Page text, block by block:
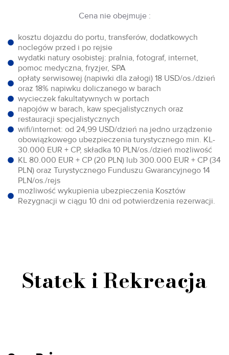
Cena nie obejmuje :
kosztu dojazdu do portu, transferów, dodatkowych
noclegów przed i po rejsie
wydatki natury osobistej: pralnia, fotograf, internet,
pomoc medyczna, fryzjer, SPA
opłaty serwisowej (napiwki dla załogi) 18 USD/os./dzień
oraz 18% napiwku doliczanego w barach
wycieczek fakultatywnych w portach
napojów w barach, kaw specjalistycznych oraz
restauracji specjalistycznych
wifi/internet: od 24,99 USD/dzień na jedno urządzenie
obowiązkowego ubezpieczenia turystycznego min. KL-
30.000 EUR + CP, składka 10 PLN/os./dzień możliwość
KL 80.000 EUR + CP (20 PLN) lub 300.000 EUR + CP (34
PLN) oraz Turystycznego Funduszu Gwarancyjnego 14
PLN/os./rejs
możliwość wykupienia ubezpieczenia Kosztów
Rezygnacji w ciągu 10 dni od potwierdzenia rezerwacji.
Statek i Rekreacja